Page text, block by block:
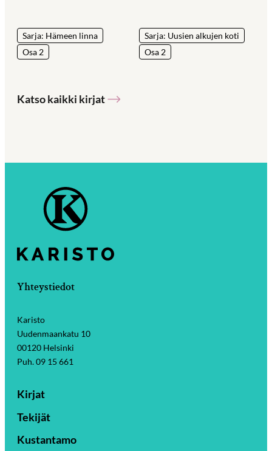
Sarja: Hämeen linna
Osa 2
Sarja: Uusien alkujen koti
Osa 2
Katso kaikki kirjat
Yhteystiedot
Karisto
Uudenmaankatu 10
00120 Helsinki
Puh. 09 15 661
Kirjat
Tekijät
Kustantamo